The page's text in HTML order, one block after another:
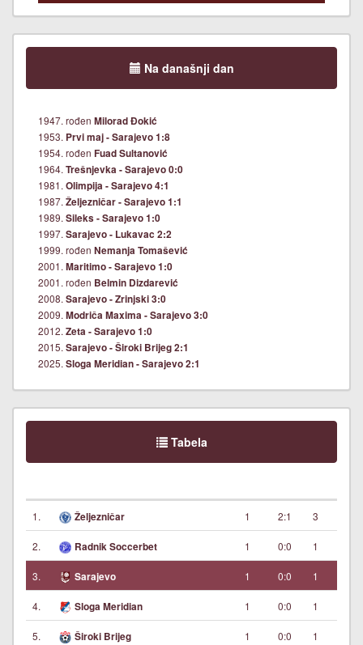
Na današnji dan
1947. rođen Milorad Đokić
1953. Prvi maj - Sarajevo 1:8
1954. rođen Fuad Sultanović
1964. Trešnjevka - Sarajevo 0:0
1981. Olimpija - Sarajevo 4:1
1987. Željezničar - Sarajevo 1:1
1989. Sileks - Sarajevo 1:0
1997. Sarajevo - Lukavac 2:2
1999. rođen Nemanja Tomašević
2001. Maritimo - Sarajevo 1:0
2001. rođen Belmin Dizdarević
2008. Sarajevo - Zrinjski 3:0
2009. Modriča Maxima - Sarajevo 3:0
2012. Zeta - Sarajevo 1:0
2015. Sarajevo - Široki Brijeg 2:1
2025. Sloga Meridian - Sarajevo 2:1
Tabela
1. Željezničar 1 2:1 3
2. Radnik Soccerbet 1 0:0 1
3. Sarajevo 1 0:0 1
4. Sloga Meridian 1 0:0 1
5. Široki Brijeg 1 0:0 1